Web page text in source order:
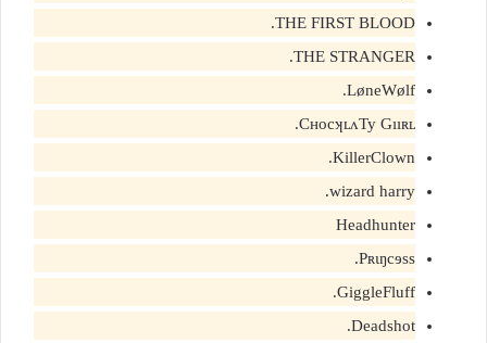
THE FIRST BLOOD.
THE STRANGER.
LøneWølf.
CʜocʞʟʌTy Gııʀʟ.
KillerClown.
wizard harry.
Headhunter
Pʀɩŋcɘss.
GiggleFluff.
Deadshot.